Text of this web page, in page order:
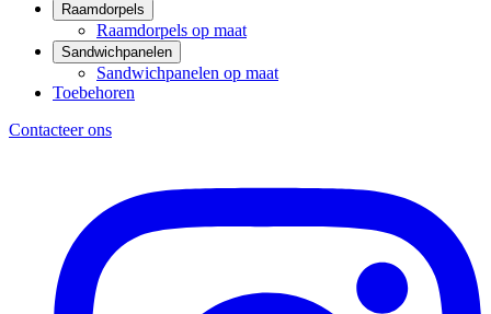
Raamdorpels
Raamdorpels op maat
Sandwichpanelen
Sandwichpanelen op maat
Toebehoren
Contacteer ons